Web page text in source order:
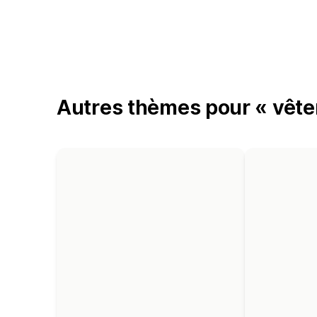
Autres thèmes pour «